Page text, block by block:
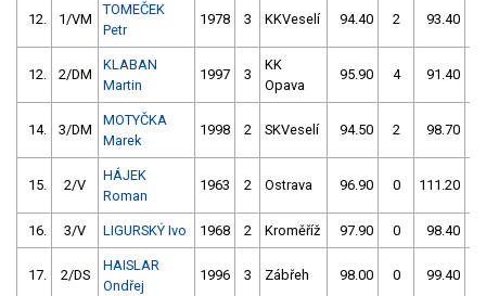
12. 1/VM
TOMEČEK
Petr
1978 3 KKVeselí 94.40 2 93.40
12. 2/DM
KLABAN
Martin
1997 3
KK
Opava
95.90 4 91.40
14. 3/DM
MOTYČKA
Marek
1998 2 SKVeselí 94.50 2 98.70
15. 2/V
HÁJEK
Roman
1963 2 Ostrava 96.90 0 111.20
16. 3/V LIGURSKÝ Ivo 1968 2 Kroměříž 97.90 0 98.40
17. 2/DS
HAISLAR
Ondřej
1996 3 Zábřeh 98.00 0 99.40